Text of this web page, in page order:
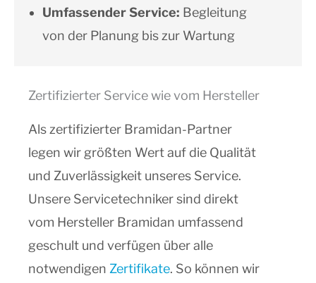
Umfassender Service: Begleitung
von der Planung bis zur Wartung
Zertifizierter Service wie vom Hersteller
Als zertifizierter Bramidan-Partner
legen wir größten Wert auf die Qualität
und Zuverlässigkeit unseres Service.
Unsere Servicetechniker sind direkt
vom Hersteller Bramidan umfassend
geschult und verfügen über alle
notwendigen Zertifikate. So können wir